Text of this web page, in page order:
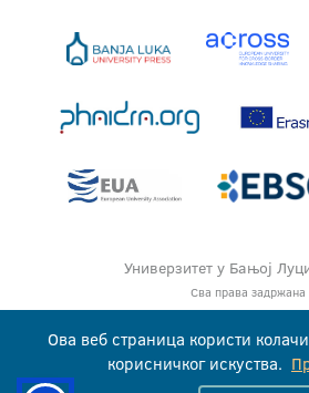
Универзитет у Бањој
Сва права задржана
Ова веб страница користи
корисничког искуства.